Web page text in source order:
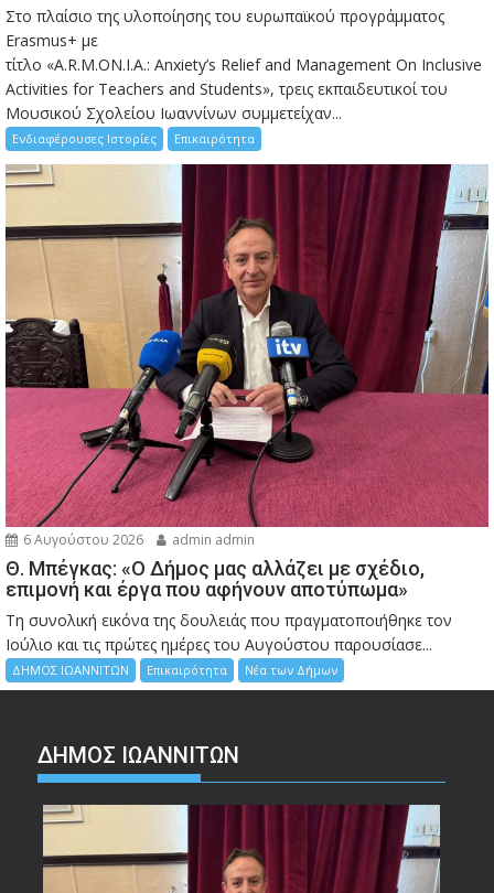
Στο πλαίσιο της υλοποίησης του ευρωπαϊκού προγράμματος
Erasmus+ με
τίτλο «A.R.M.ON.I.A.: Anxiety’s Relief and Management On Inclusive
Activities for Teachers and Students», τρεις εκπαιδευτικοί του
Μουσικού Σχολείου Ιωαννίνων συμμετείχαν...
Ενδιαφέρουσες Ιστορίες Επικαιρότητα
6 Αυγούστου 2026 admin admin
Θ. Μπέγκας: «Ο Δήμος μας αλλάζει με σχέδιο,
επιμονή και έργα που αφήνουν αποτύπωμα»
Τη συνολική εικόνα της δουλειάς που πραγματοποιήθηκε τον
Ιούλιο και τις πρώτες ημέρες του Αυγούστου παρουσίασε...
ΔΗΜΟΣ ΙΩΑΝΝΙΤΩΝ Επικαιρότητα Νέα των Δήμων
ΔΗΜΟΣ ΙΩΑΝΝΙΤΩΝ